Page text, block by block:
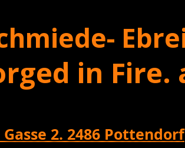
in Fire.
2. 2486 Pottendorf